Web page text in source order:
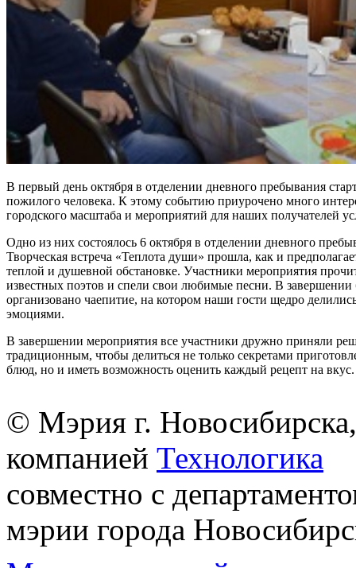
В первый день октября в отделении дневного пребывания
пожилого человека. К этому событию приурочено много
городского масштаба и мероприятий для наших получателей
Одно из них состоялось 6 октября в отделении дневного
Творческая встреча «Теплота души» прошла, как и
теплой и душевной обстановке. Участники мероприятия
известных поэтов и спели свои любимые песни. В завершении
организовано чаепитие, на котором наши гости щедро
эмоциями.
В завершении мероприятия все участники дружно приняли
традиционным, чтобы делиться не только секретами
блюд, но и иметь возможность оценить каждый рецепт на вкус.
© Мэрия г.
компанией Технологика
совместно с
мэрии города